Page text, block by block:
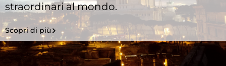
straordinari al mondo.
Scopri di più